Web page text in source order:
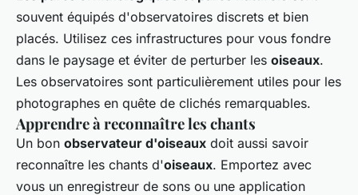
souvent équipés d'observatoires discrets et bien
placés. Utilisez ces infrastructures pour vous fondre
dans le paysage et éviter de perturber les oiseaux.
Les observatoires sont particulièrement utiles pour les
photographes en quête de clichés remarquables.
Apprendre à reconnaître les chants
Un bon observateur d'oiseaux doit aussi savoir
reconnaître les chants d'oiseaux. Emportez avec
vous un enregistreur de sons ou une application